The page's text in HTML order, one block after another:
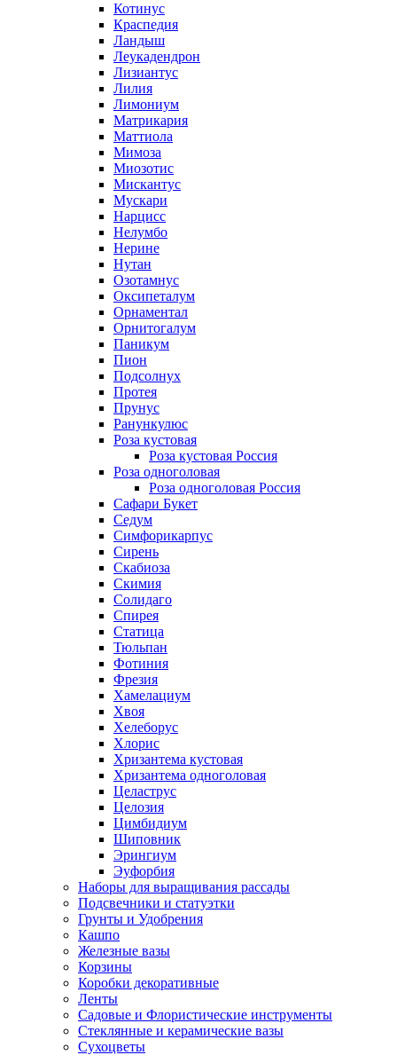
Котинус
Краспедия
Ландыш
Леукадендрон
Лизиантус
Лилия
Лимониум
Матрикария
Маттиола
Мимоза
Миозотис
Мискантус
Мускари
Нарцисс
Нелумбо
Нерине
Нутан
Озотамнус
Оксипеталум
Орнаментал
Орнитогалум
Паникум
Пион
Подсолнух
Протея
Прунус
Ранункулюс
Роза кустовая
Роза кустовая Россия
Роза одноголовая
Роза одноголовая Россия
Сафари Букет
Седум
Симфорикарпус
Сирень
Скабиоза
Скимия
Солидаго
Спирея
Статица
Тюльпан
Фотиния
Фрезия
Хамелациум
Хвоя
Хелеборус
Хлорис
Хризантема кустовая
Хризантема одноголовая
Целаструс
Целозия
Цимбидиум
Шиповник
Эрингиум
Эуфорбия
Наборы для выращивания рассады
Подсвечники и статуэтки
Грунты и Удобрения
Кашпо
Железные вазы
Корзины
Коробки декоративные
Ленты
Садовые и Флористические инструменты
Стеклянные и керамические вазы
Сухоцветы